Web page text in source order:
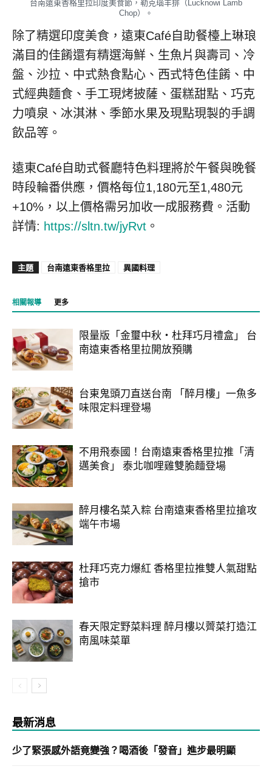
台南遠東香格里拉印度美食節，勒克瑙羊排（Lucknowi Lamb
Chop）。
除了精選印度美食，遠東Café自助餐檯上琳琅
滿目的佳餚還有精選海鮮、生魚片與壽司、冷
盤、沙拉、中式熱食點心、西式特色佳餚、中
式經典麵食、手工現烤披薩、蛋糕甜點、巧克
力噴泉、冰淇淋、季節水果及現點現製的手調
飲品等。
遠東Café自助式餐廳特色料理將於午餐與晚餐
時段輪番供應，價格每位1,180元至1,480元
+10%，以上價格需另加收一成服務費。活動
詳情: https://sltn.tw/jyRvt 。
主題 台南遠東香格里拉 異國料理
相關報導 更多
限量版「金璽中秋・杜拜巧月禮盒」 台
南遠東香格里拉開放預購
台東鬼頭刀直送台南 「醉月樓」一魚多
味限定料理登場
不用飛泰國！台南遠東香格里拉推「清
邁美食」 泰北咖哩雞雙脆麵登場
醉月樓名菜入粽 台南遠東香格里拉搶攻
端午市場
杜拜巧克力爆紅 香格里拉推雙人氣甜點
搶市
春天限定野菜料理 醉月樓以薺菜打造江
南風味菜單
最新消息
少了緊張感外語竟變強？喝酒後「發音」進步最明顯